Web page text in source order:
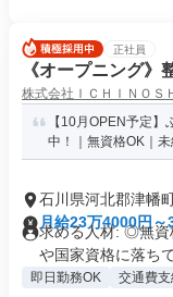
正社員
《オープニング》
株式会社ＩＣＨＩＮＯＳ
【10月OPEN予定
中！｜無資格OK｜未
石川県河北郡津幡
月給23万4000円～
求める人材: ◎無資
や国家資格に落ち
即日勤務OK 交通費